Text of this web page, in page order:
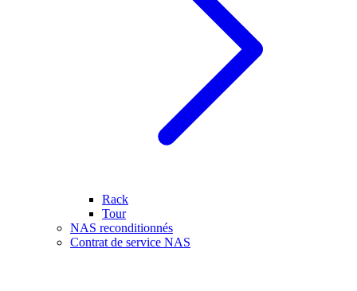
Rack
Tour
NAS reconditionnés
Contrat de service NAS